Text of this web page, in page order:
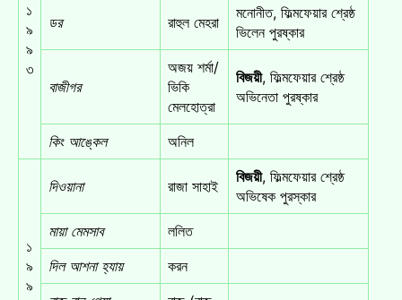
১
৯
৯
৩
ডর রাহুল মেহরা
মনোনীত, ফিল্মফেয়ার শ্রেষ্ঠ
ভিলেন পুরষ্কার
বাজীগর
অজয় শর্মা/
ভিকি
মেলহোত্রা
বিজয়ী, ফিল্মফেয়ার শ্রেষ্ঠ
অভিনেতা পুরষ্কার
কিং আঙ্কেল অনিল
১
৯
৯
দিওয়ানা রাজা সাহাই
বিজয়ী, ফিল্মফেয়ার শ্রেষ্ঠ
অভিষেক পুরস্কার
মায়া মেমসাব
ললিত
দিল আশনা হ্যায়
করন